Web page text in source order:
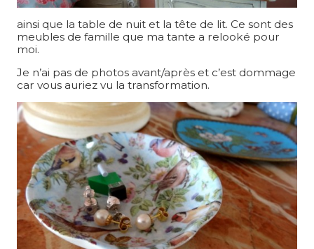
ainsi que la table de nuit et la tête de lit. Ce sont des
meubles de famille que ma tante a relooké pour
moi.
Je n’ai pas de photos avant/après et c’est dommage
car vous auriez vu la transformation.